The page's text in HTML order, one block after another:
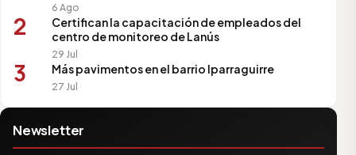
6 Ago
2
Certifican la capacitación de empleados del
centro de monitoreo de Lanús
29 Jul
3 Más pavimentos en el barrio Iparraguirre
27 Jul
Newsletter